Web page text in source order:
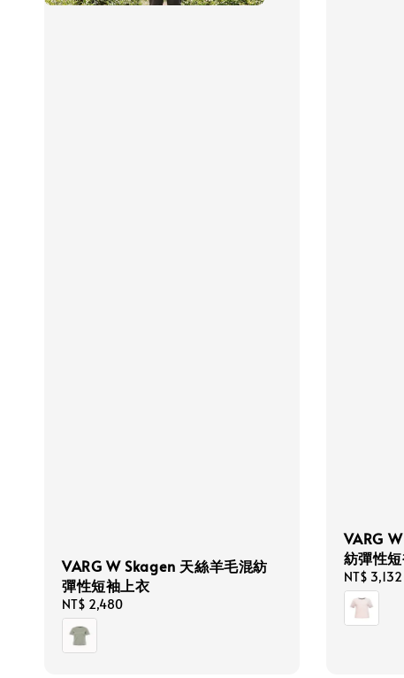
VARG W Skagen 天絲羊毛混紡
彈性短袖上衣
Regular
price
NT$ 2,480
VARG
紡彈性
Sale
price
NT$ 3,132